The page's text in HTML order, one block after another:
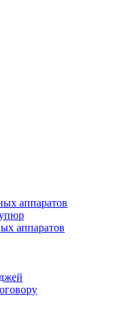
аппаратов
аппаратов